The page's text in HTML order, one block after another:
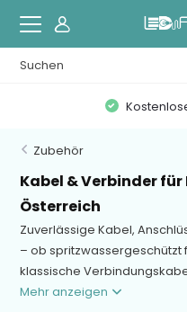
Zubehör
Kabel & Verbinder für
Österreich
Zuverlässige Kabel,
– ob
klassische
Mehr anzeigen